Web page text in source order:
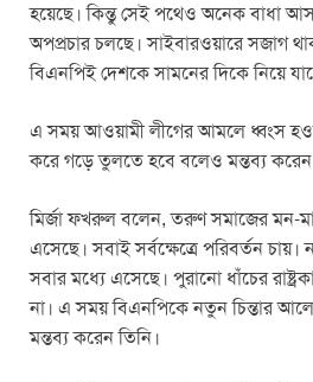
হয়েছে। কিন্তু সেই পথেও অনেক বাধা
অপপ্রচার চলছে। সাইবারওয়ারে সজাগ
বিএনপিই দেশকে সামনের দিকে নিয়ে
এ সময় আওয়ামী লীগের আমলে ধ্বংস
করে গড়ে তুলতে হবে বলেও মন্তব্য করেন
মির্জা ফখরুল বলেন, তরুণ সমাজের মন-
এসেছে। সবাই সর্বক্ষেত্রে পরিবর্তন চায়।
সবার মধ্যে এসেছে। পুরানো ধাঁচের
না। এ সময় বিএনপিকে নতুন চিন্তার
মন্তব্য করেন তিনি।